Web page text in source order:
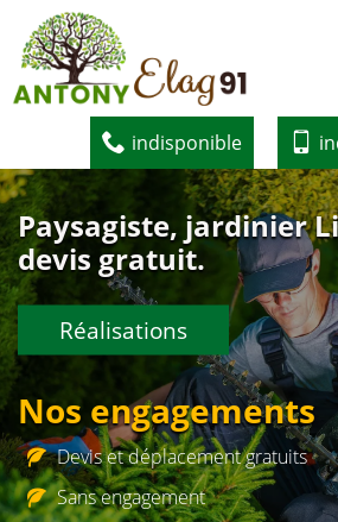
indisponible
Paysagiste, jardinier
devis gratuit.
Réalisations
Nos engagements
Devis et déplacement gratuits
Sans engagement